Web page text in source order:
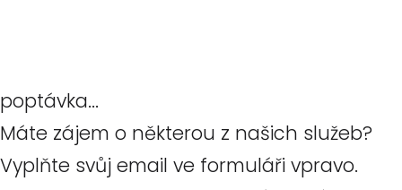
poptávka...
Máte zájem o některou z našich služeb?
Vyplňte svůj email ve formuláři vpravo.